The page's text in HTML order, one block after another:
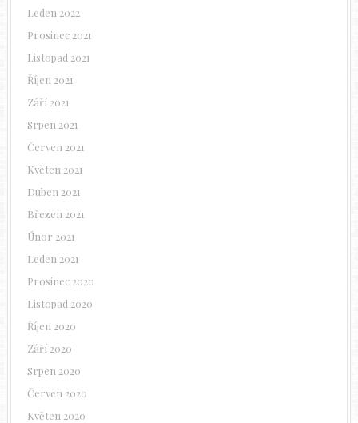
Leden 2022
Prosinec 2021
Listopad 2021
Říjen 2021
Září 2021
Srpen 2021
Červen 2021
Květen 2021
Duben 2021
Březen 2021
Únor 2021
Leden 2021
Prosinec 2020
Listopad 2020
Říjen 2020
Září 2020
Srpen 2020
Červen 2020
Květen 2020